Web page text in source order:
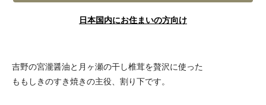
日本国内にお住まいの方向け
吉野の宮瀧醤油と月ヶ瀬の干し椎茸を贅沢に使った
ももしきのすき焼きの主役、割り下です。